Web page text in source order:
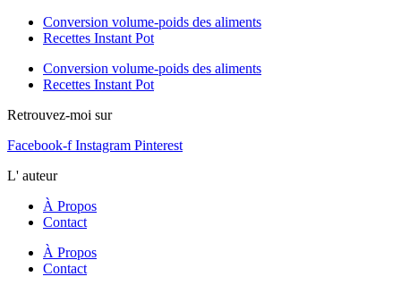
Conversion volume-poids des aliments
Recettes Instant Pot
Conversion volume-poids des aliments
Recettes Instant Pot
Retrouvez-moi sur
Facebook-f Instagram Pinterest
L' auteur
À Propos
Contact
À Propos
Contact